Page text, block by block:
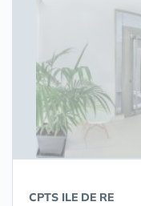
CPTS ILE DE RE